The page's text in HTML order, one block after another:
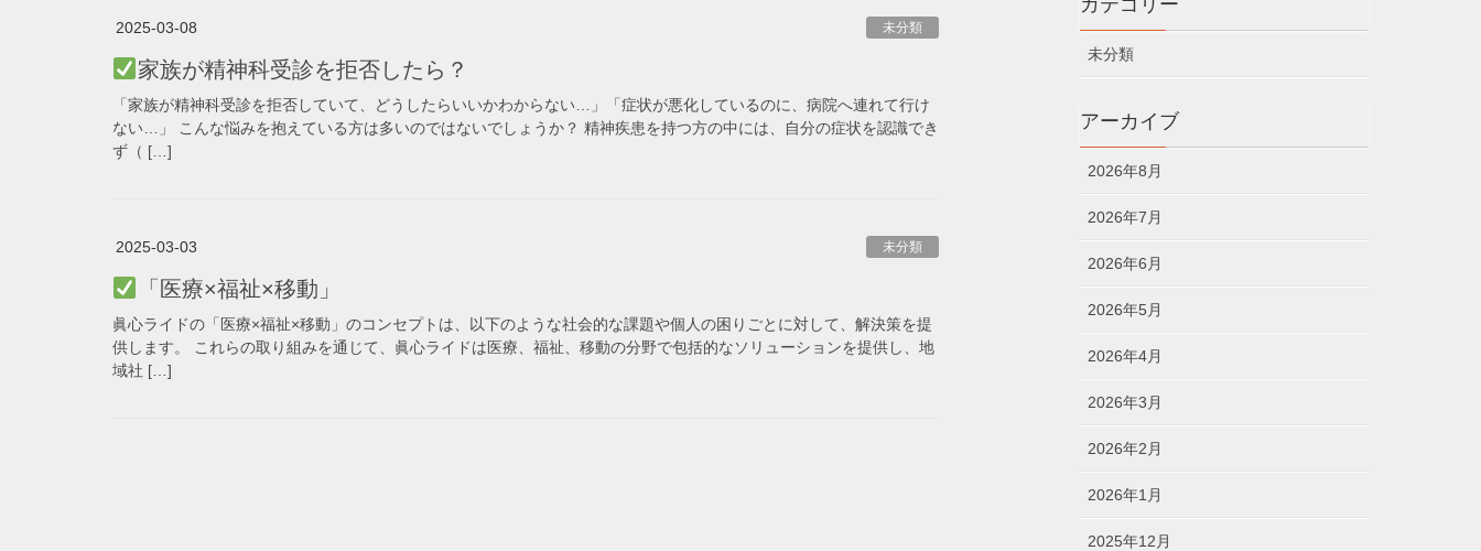
2025-03-08 未分類
家族が精神科受診を拒否したら？
「家族が精神科受診を拒否していて、どうしたらいいかわからない…」「症状が悪化しているのに、病院へ連れて行け
ない…」 こんな悩みを抱えている方は多いのではないでしょうか？ 精神疾患を持つ方の中には、自分の症状を認識でき
ず（ […]
2025-03-03 未分類
「医療×福祉×移動」
眞心ライドの「医療×福祉×移動」のコンセプトは、以下のような社会的な課題や個人の困りごとに対して、解決策を提
供します。 これらの取り組みを通じて、眞心ライドは医療、福祉、移動の分野で包括的なソリューションを提供し、地
域社 […]
未分類
アーカイブ
2026年8月
2026年7月
2026年6月
2026年5月
2026年4月
2026年3月
2026年2月
2026年1月
2025年12月